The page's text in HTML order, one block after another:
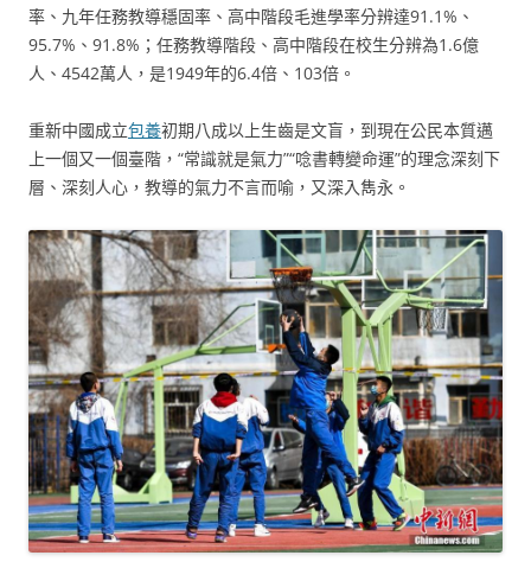
率、九年任務教導穩固率、高中階段毛進學率分辨達91.1%、
95.7%、91.8%；任務教導階段、高中階段在校生分辨為1.6億
人、4542萬人，是1949年的6.4倍、103倍。
重新中國成立包養初期八成以上生齒是文盲，到現在公民本質邁
上一個又一個臺階，“常識就是氣力”“唸書轉變命運”的理念深刻下
層、深刻人心，教導的氣力不言而喻，又深入雋永。